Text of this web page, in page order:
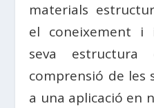
materials
el coneixement i
seva
comprensió de les
a una aplicació en